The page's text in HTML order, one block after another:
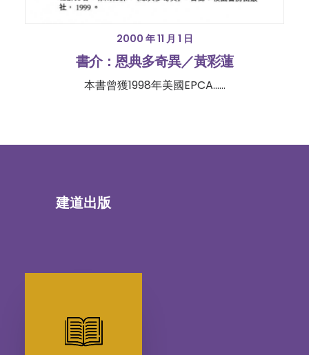
2000 年 11 月 1 日
書介：恩典多奇異／黃彩蓮
本書曾獲1998年美國EPCA……
建道出版